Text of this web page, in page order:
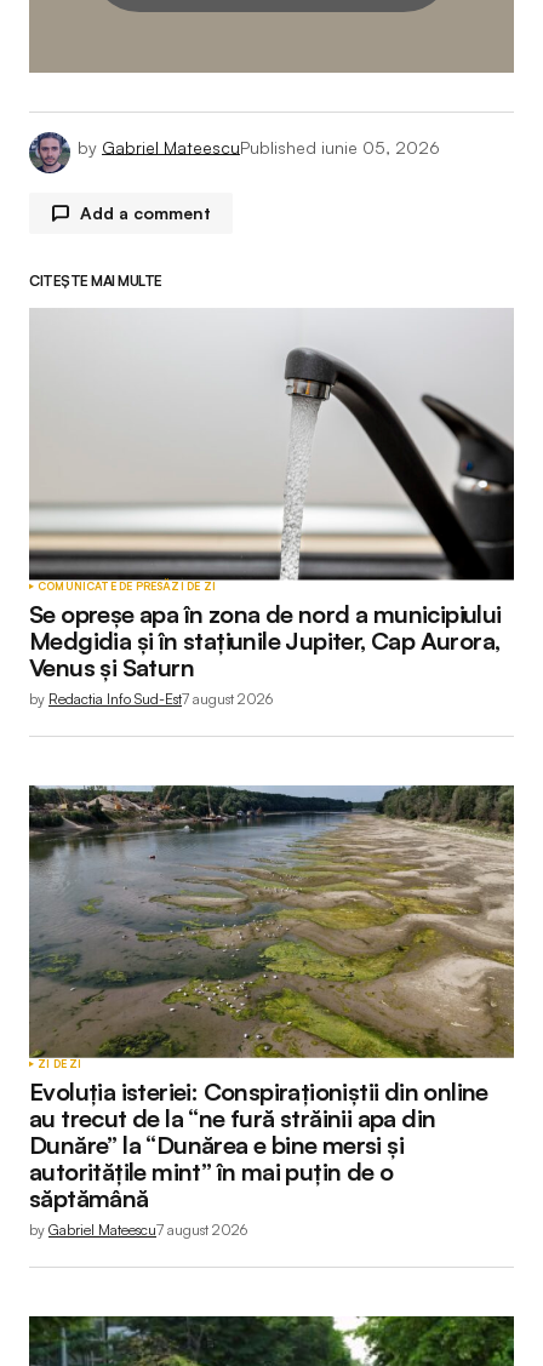
by Gabriel MateescuPublished iunie 05, 2026
Add a comment
Adresa ta de email nu va fi publicată. Câmpurile
Your Name*
Your E-mail*
CITEȘTE MAI MULTE
COMUNICATE DE PRESĂZI DE ZI
Se opreșe apa în zona de nord a municipiului
Medgidia și în stațiunile Jupiter, Cap Aurora,
Venus și Saturn
by Redactia Info Sud-Est7 august 2026
ZI DE ZI
Evoluția isteriei: Conspiraționiștii din online
au trecut de la “ne fură străinii apa din
Dunăre” la “Dunărea e bine mersi și
autoritățile mint” în mai puțin de o
săptămână
by Gabriel Mateescu7 august 2026